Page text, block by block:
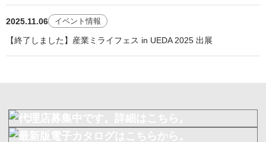
2025.11.06 イベント情報
【終了しました】産業ミライフェス in UEDA 2025 出展